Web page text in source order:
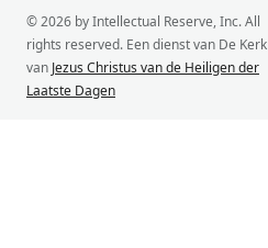
© 2026 by Intellectual Reserve, Inc. All
rights reserved. Een dienst van De Kerk
van Jezus Christus van de Heiligen der
Laatste Dagen